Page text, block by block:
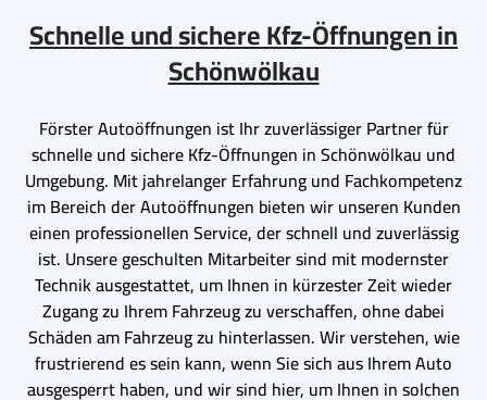
Schnelle und sichere Kfz-Öffnungen in
Schönwölkau
Förster Autoöffnungen ist Ihr zuverlässiger Partner für
schnelle und sichere Kfz-Öffnungen in Schönwölkau und
Umgebung. Mit jahrelanger Erfahrung und Fachkompetenz
im Bereich der Autoöffnungen bieten wir unseren Kunden
einen professionellen Service, der schnell und zuverlässig
ist. Unsere geschulten Mitarbeiter sind mit modernster
Technik ausgestattet, um Ihnen in kürzester Zeit wieder
Zugang zu Ihrem Fahrzeug zu verschaffen, ohne dabei
Schäden am Fahrzeug zu hinterlassen. Wir verstehen, wie
frustrierend es sein kann, wenn Sie sich aus Ihrem Auto
ausgesperrt haben, und wir sind hier, um Ihnen in solchen